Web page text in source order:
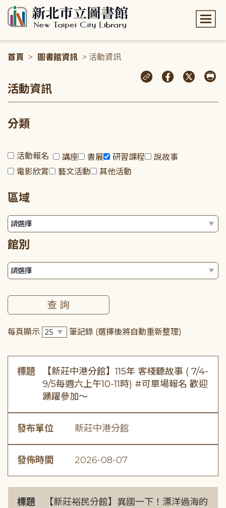
首頁 > 圖書館資訊 > 活動資訊
活動資訊
分類
活動報名 講座 書展 研習課程
說故事
電影欣賞
藝文活動 其他活動
區域
館別
每頁顯示 筆記錄 (選擇後將自動重新整理)
標題
【新莊中港分館】115年 客棧聽故事 ( 7/4-
9/5每週六上午10-11時) #可單場報名 歡迎
踴躍參加～
發布單位 新莊中港分館
發佈時間 2026-08-07
標題
【新莊裕民分館】異國一下！漂洋過海的